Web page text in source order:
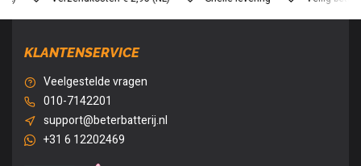
KLANTENSERVICE
Veelgestelde vragen
010-7142201
support@beterbatterij.nl
+31 6 12202469